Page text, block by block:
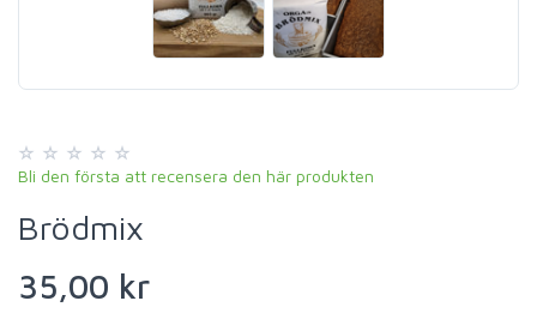
Bli den första att recensera den här produkten
Brödmix
35,00 kr